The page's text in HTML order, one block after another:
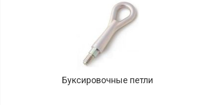
Буксировочные петли